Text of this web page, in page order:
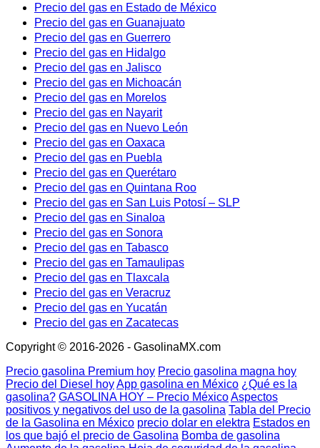
Precio del gas en Estado de México
Precio del gas en Guanajuato
Precio del gas en Guerrero
Precio del gas en Hidalgo
Precio del gas en Jalisco
Precio del gas en Michoacán
Precio del gas en Morelos
Precio del gas en Nayarit
Precio del gas en Nuevo León
Precio del gas en Oaxaca
Precio del gas en Puebla
Precio del gas en Querétaro
Precio del gas en Quintana Roo
Precio del gas en San Luis Potosí – SLP
Precio del gas en Sinaloa
Precio del gas en Sonora
Precio del gas en Tabasco
Precio del gas en Tamaulipas
Precio del gas en Tlaxcala
Precio del gas en Veracruz
Precio del gas en Yucatán
Precio del gas en Zacatecas
Copyright © 2016-2026 - GasolinaMX.com
Precio gasolina Premium hoy Precio gasolina magna hoy
Precio del Diesel hoyApp gasolina en México ¿Qué es la
gasolina? GASOLINA HOY – Precio MéxicoAspectos
positivos y negativos del uso de la gasolina Tabla del Precio
de la Gasolina en México precio dolar en elektra Estados en
los que bajó el precio de Gasolina Bomba de gasolina